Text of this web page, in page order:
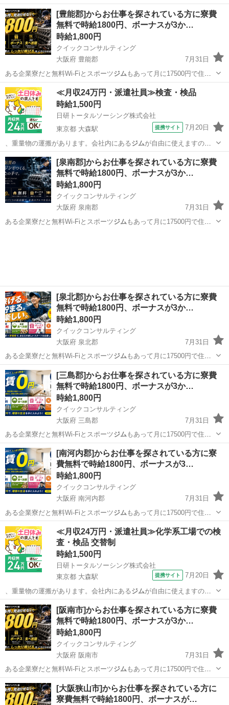
ちゃいま…
奈良 奈良市 工場 スタッフ
[豊能郡]からお仕事を探されている方に寮費
無料で時給1800円、ボーナスが3か…
時給1,800円
クイックコンサルティング
大阪府 豊能郡
7月31日
ある企業寮だと無料Wi-Fiとスポーツジム もあって月に17500円で住め
ちゃいま…
大阪 豊能郡 工場 スタッフ
≪月収24万円・派遣社員≫検査・検品
時給1,500円
日研トータルソーシング株式会社
東京都 大森駅
提携サイト 7月20日
、重量物の運搬があります。会社内にあるジムが自由に使えますの
で、身体を鍛えること…
東京 大田区 大森駅 その他
[泉南郡]からお仕事を探されている方に寮費
無料で時給1800円、ボーナスが3か…
時給1,800円
クイックコンサルティング
大阪府 泉南郡
7月31日
ある企業寮だと無料Wi-Fiとスポーツジム もあって月に17500円で住め
[泉北郡]からお仕事を探されている方に寮費
無料で時給1800円、ボーナスが3か…
時給1,800円
クイックコンサルティング
大阪府 泉北郡
7月31日
ある企業寮だと無料Wi-Fiとスポーツジムもあって月に17500円で住め
ちゃいま…
大阪 泉北郡 工場 スタッフ
[三島郡]からお仕事を探されている方に寮費
無料で時給1800円、ボーナスが3か…
時給1,800円
クイックコンサルティング
大阪府 三島郡
7月31日
ある企業寮だと無料Wi-Fiとスポーツジムもあって月に17500円で住め
ちゃいま…
大阪 三島郡 工場 スタッフ
[南河内郡]からお仕事を探されている方に寮
費無料で時給1800円、ボーナスが3…
時給1,800円
クイックコンサルティング
大阪府 南河内郡
7月31日
ある企業寮だと無料Wi-Fiとスポーツジム もあって月に17500円で住め
ちゃいま…
大阪 南河内郡 工場 スタッフ
≪月収24万円・派遣社員≫化学系工場での検
査・検品 交替制
時給1,500円
日研トータルソーシング株式会社
東京都 大森駅
提携サイト 7月20日
、重量物の運搬があります。会社内にあるジムが自由に使えますの
で、身体を鍛えること…
東京 大田区 大森駅 その他
[阪南市]からお仕事を探されている方に寮費
無料で時給1800円、ボーナスが3か…
時給1,800円
クイックコンサルティング
大阪府 阪南市
7月31日
ある企業寮だと無料Wi-Fiとスポーツジムもあって月に17500円で住め
ちゃいま…
大阪 阪南市 工場 スタッフ
[大阪狭山市]からお仕事を探されている方に
寮費無料で時給1800円、ボーナスが…